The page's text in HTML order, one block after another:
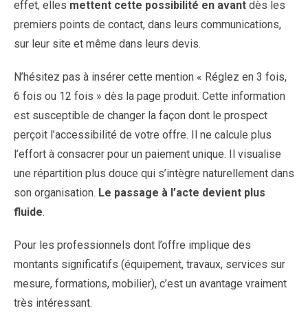
effet, elles mettent cette possibilité en avant dès les
premiers points de contact, dans leurs communications,
sur leur site et même dans leurs devis.
N’hésitez pas à insérer cette mention « Réglez en 3 fois,
6 fois ou 12 fois » dès la page produit. Cette information
est susceptible de changer la façon dont le prospect
perçoit l’accessibilité de votre offre. Il ne calcule plus
l’effort à consacrer pour un paiement unique. Il visualise
une répartition plus douce qui s’intègre naturellement dans
son organisation. Le passage à l’acte devient plus
fluide.
Pour les professionnels dont l’offre implique des
montants significatifs (équipement, travaux, services sur
mesure, formations, mobilier), c’est un avantage vraiment
très intéressant.